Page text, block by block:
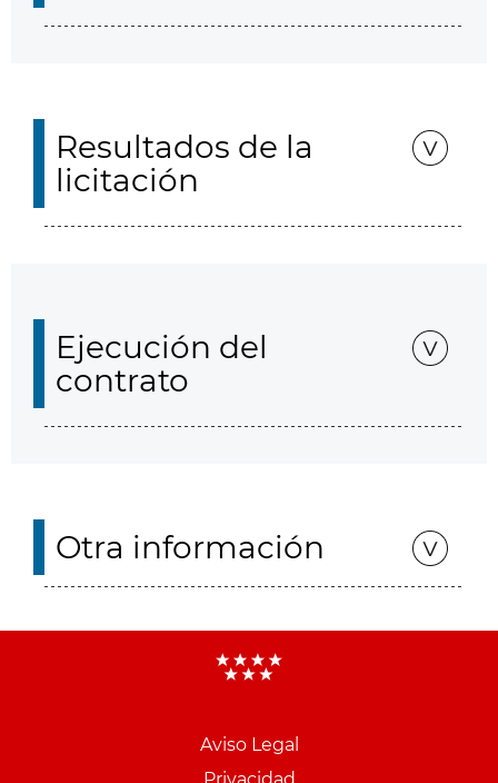
Resultados de la
licitación
Ejecución del
contrato
Otra información
Aviso Legal